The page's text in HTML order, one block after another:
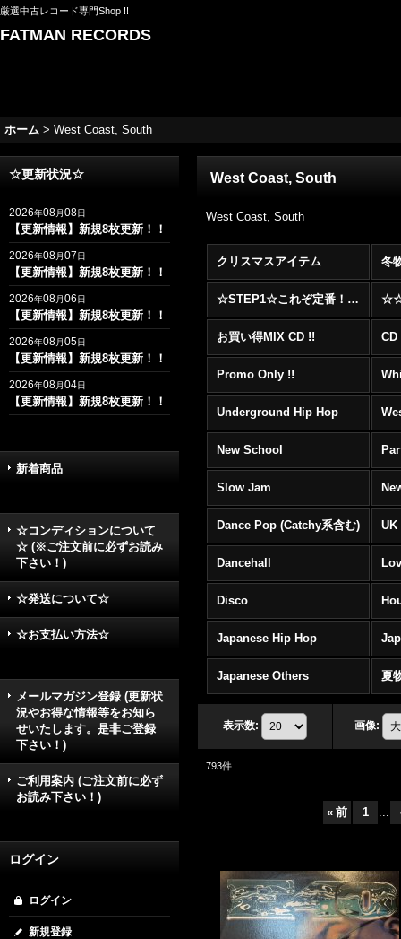
厳選中古レコード専門Shop !!
FATMAN RECORDS
ホーム > West Coast, South
☆更新状況☆
2026年08月08日
【更新情報】新規8枚更新！！
2026年08月07日
【更新情報】新規8枚更新！！
2026年08月06日
【更新情報】新規8枚更新！！
2026年08月05日
【更新情報】新規8枚更新！！
2026年08月04日
【更新情報】新規8枚更新！！
新着商品
☆コンディションについて
☆ (※ご注文前に必ずお読み
下さい！)
☆発送について☆
☆お支払い方法☆
メールマガジン登録 (更新状
況やお得な情報等をお知ら
せいたします。是非ご登録
下さい！)
ご利用案内 (ご注文前に必ず
お読み下さい！)
ログイン
ログイン
新規登録
West Coast, South
West Coast, South
クリスマスアイテム 冬
☆STEP1☆これぞ定番！！まずはここから！2000年代R&BフロアヒットBest 100 !!!
お買い得MIX CD !!
Promo Only !!
Underground Hip Hop
New School
Slow Jam
Dance Pop (Catchy系含む) UK
Dancehall
Disco
Japanese Hip Hop
Japanese Others 夏
表示数: 画像:
793件
« 前 1 ...